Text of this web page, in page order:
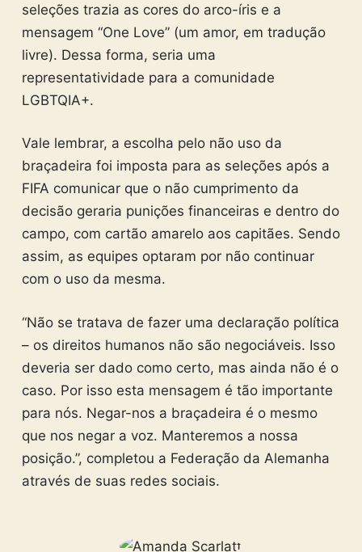
seleções trazia as cores do arco-íris e a
mensagem “One Love” (um amor, em tradução
livre). Dessa forma, seria uma
representatividade para a comunidade
LGBTQIA+.
Vale lembrar, a escolha pelo não uso da
braçadeira foi imposta para as seleções após a
FIFA comunicar que o não cumprimento da
decisão geraria punições financeiras e dentro do
campo, com cartão amarelo aos capitães. Sendo
assim, as equipes optaram por não continuar
com o uso da mesma.
“Não se tratava de fazer uma declaração política
– os direitos humanos não são negociáveis. Isso
deveria ser dado como certo, mas ainda não é o
caso. Por isso esta mensagem é tão importante
para nós. Negar-nos a braçadeira é o mesmo
que nos negar a voz. Manteremos a nossa
posição.”, completou a Federação da Alemanha
através de suas redes sociais.